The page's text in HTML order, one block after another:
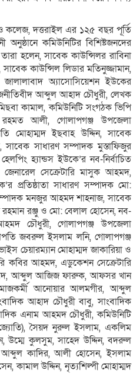
কলেজ, দত্তরাইল এর ১২৫ বছর পূর্তি
অনুষ্ঠানে কমিউনিটির বিশিষ্টজনদের
হলেন, সাবেক কাউন্সিলর রাবিনা
কাউন্সিল লিডার মতিনুজ্জামান,
অ্যাসোসিয়েশন ইউকের
আব্দুল আহাদ চৌধুরী, লেখক
কামাল, কমিউনিটি সংগঠক ভিপি
রহমত আলী, গোলাপগঞ্জ উপজেলা
মোহাম্মদ ইছবাহ উদ্দিন, সাবেক
সাধারণ সম্পাদক মুস্তাফিজুর
হ্যান্ডস ইউকে’র নব-নির্বাচিত
সেক্রেটারি মাসুক আহমদ,
প্রতিষ্ঠাতা সাধারণ সম্পাদক মো:
মনজুর আহমদ শাহনাজ, সাবেক
রঞ্জু ও মো: বেলাল হোসেন, নব-
চৌধুরী, গোলাপগঞ্জ উপজেলা
জবরুল ইসলাম লনি, গোলাপগঞ্জ
চেয়ারম্যান মোহাম্মদ জাকারিয়া ও
কবির আহমদ, এডুকেশন সেক্রেটারি
আব্দুল আজিজ ফারুক, আফসর খান
আনোয়ার আলমগীর, আব্দুল
আহাদ চৌধুরী বাবু, সাংবাদিক
এনাম আহমদ চৌধুরী, কমিউনিটি
সৈয়দ নুরুল ইসলাম, একলিম
উম্মে কুলসুম, সাহেদ উদ্দিন, বদরুল
আব্দুল কাদির, আলী হোসেন, ইসলাম
কামাল উদ্দিন, নৃত্যশিল্পী মোহাম্মদ